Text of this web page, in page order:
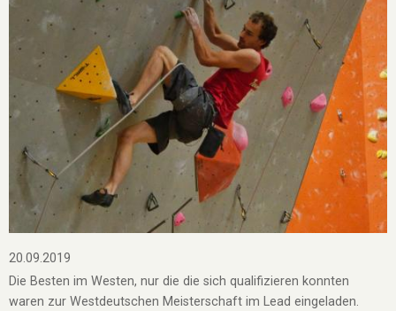
20.09.2019
Die Besten im Westen, nur die die sich qualifizieren konnten
waren zur Westdeutschen Meisterschaft im Lead eingeladen.